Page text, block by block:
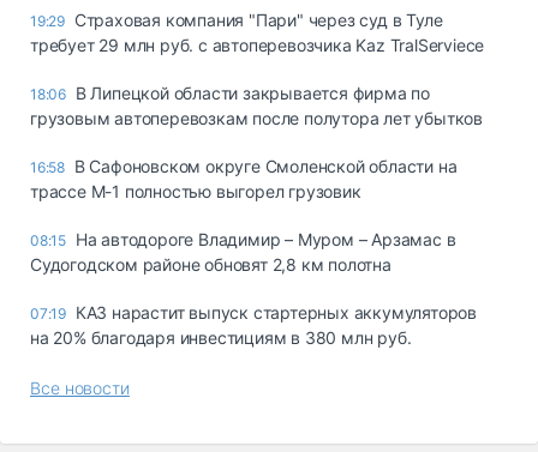
19:29 Страховая компания "Пари" через суд в Туле
требует 29 млн руб. с автоперевозчика Kaz TralServiece
18:06 В Липецкой области закрывается фирма по
грузовым автоперевозкам после полутора лет убытков
16:58 В Сафоновском округе Смоленской области на
трассе М-1 полностью выгорел грузовик
08:15 На автодороге Владимир – Муром – Арзамас в
Судогодском районе обновят 2,8 км полотна
07:19 КАЗ нарастит выпуск стартерных аккумуляторов
на 20% благодаря инвестициям в 380 млн руб.
Все новости